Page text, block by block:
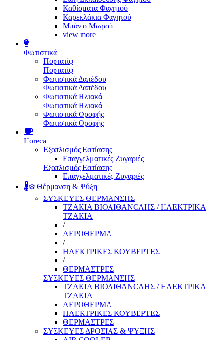
Καθίσματα Φαγητού
Καρεκλάκια Φαγητού
Μπάνιο Μωρού
view more
Φωτιστικά
Πορτατίφ
Πορτατίφ
Φωτιστικά Δαπέδου
Φωτιστικά Δαπέδου
Φωτιστικά Ηλιακά
Φωτιστικά Ηλιακά
Φωτιστικά Οροφής
Φωτιστικά Οροφής
Horeca
Εξοπλισμός Εστίασης
Επαγγελματικές Ζυγαριές
Εξοπλισμός Εστίασης
Επαγγελματικές Ζυγαριές
🌡️❄️ Θέρμανση & Ψύξη
ΣΥΣΚΕΥΕΣ ΘΕΡΜΑΝΣΗΣ
ΤΖΑΚΙΑ ΒΙΟΑΙΘΑΝΟΛΗΣ / ΗΛΕΚΤΡΙΚΑ
ΤΖΑΚΙΑ
/
ΑΕΡΟΘΕΡΜΑ
/
ΗΛΕΚΤΡΙΚΕΣ ΚΟΥΒΕΡΤΕΣ
/
ΘΕΡΜΑΣΤΡΕΣ
ΣΥΣΚΕΥΕΣ ΘΕΡΜΑΝΣΗΣ
ΤΖΑΚΙΑ ΒΙΟΑΙΘΑΝΟΛΗΣ / ΗΛΕΚΤΡΙΚΑ
ΤΖΑΚΙΑ
ΑΕΡΟΘΕΡΜΑ
ΗΛΕΚΤΡΙΚΕΣ ΚΟΥΒΕΡΤΕΣ
ΘΕΡΜΑΣΤΡΕΣ
ΣΥΣΚΕΥΕΣ ΔΡΟΣΙΑΣ & ΨΥΞΗΣ